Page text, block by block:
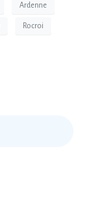
Ardenne
Rocroi